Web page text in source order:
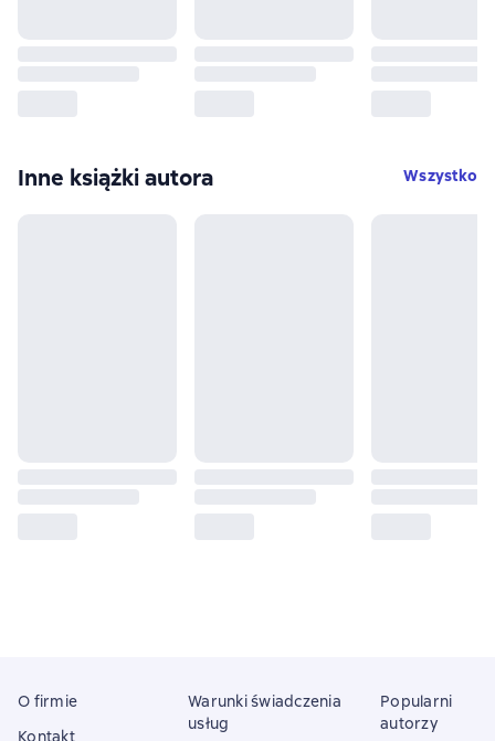
Inne książki autora Wszystko
O firmie
Kontakt
Warunki świadczenia
usług
Popularni
autorzy